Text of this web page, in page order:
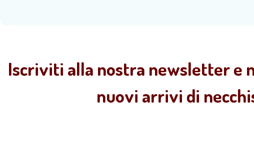
Iscriviti alla nostra newsletter e
nuovi arrivi di